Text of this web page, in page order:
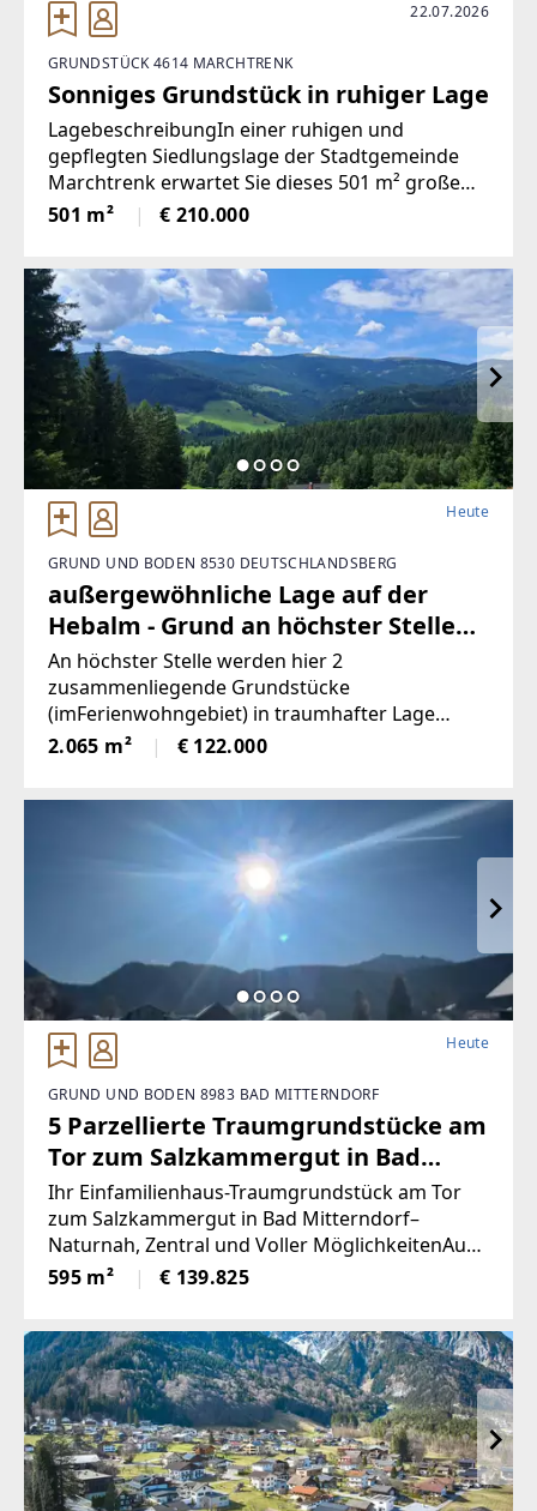
22.07.2026
GRUNDSTÜCK 4614 MARCHTRENK
Sonniges Grundstück in ruhiger Lage
LagebeschreibungIn einer ruhigen und
gepflegten Siedlungslage der Stadtgemeinde
Marchtrenk erwartet Sie dieses 501 m² große
Baugrundstück – der ideale Ort, um den Traum
vom eigenen Einfamilienhaus zu verwirklichen.
501 m² € 210.000
Heute
GRUND UND BODEN 8530 DEUTSCHLANDSBERG
außergewöhnliche Lage auf der
Hebalm - Grund an höchster Stelle
(Provisionsfrei)
An höchster Stelle werden hier 2
zusammenliegende Grundstücke
(imFerienwohngebiet) in traumhafter Lage
angeboten! Die beiden Grundstücke haben
inSumme 2.065m² (€59/ m²), sind süd-westlich
2.065 m² € 122.000
Heute
GRUND UND BODEN 8983 BAD MITTERNDORF
5 Parzellierte Traumgrundstücke am
Tor zum Salzkammergut in Bad
Mitterndorf - naturnah, zentral und
voller Möglichkeiten (Provisionsfrei)
Ihr Einfamilienhaus-Traumgrundstück am Tor
zum Salzkammergut in Bad Mitterndorf–
Naturnah, Zentral und Voller MöglichkeitenAuch
eine touristische Vermietung ist nach Absprache
mit der Gemeinde möglich.Die Loipe und
595 m² € 139.825